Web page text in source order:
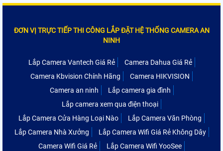
ĐƠN VỊ TRỰC TIẾP THI CÔNG LẮP ĐẶT HỆ THỐNG CAMERA AN
NINH
Lắp Camera Vantech Giá Rẻ
Camera Dahua Giá Rẻ
Camera Kbvision Chính Hãng
Camera HIKVISION
Camera an ninh
Lắp camera gia đình
Lắp camera xem qua điện thoại
Lắp Camera Cửa Hàng Loại Nào
Lắp Camera Văn Phòng
Lắp Camera Nhà Xưởng
Lắp Camera Wifi Giá Rẻ Không Dây
Camera Wifi Giá Rẻ
Lắp Camera Wifi YooSee